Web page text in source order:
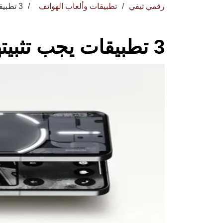
رقمي تيفي تطبيقات وألعاب الهواتف 3 تطبيقات يجب تثبيتها على هاتفك الآن
3 تطبيقات يجب تثبيتها على هاتفك الآن